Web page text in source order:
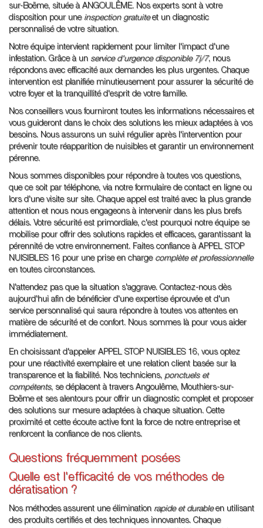
sur-Boëme, située à ANGOULÊME. Nos experts sont à votre
disposition pour une inspection gratuiteet un diagnostic
personnalisé de votre situation.
Notre équipe intervient rapidement pour limiter l'impact d'une
infestation. Grâce à un service d'urgence disponible 7j/7, nous
répondons avec efficacité aux demandes les plus urgentes. Chaque
intervention est planifiée minutieusement pour assurer la sécurité de
votre foyer et la tranquillité d'esprit de votre famille.
Nos conseillers vous fourniront toutes les informations nécessaires et
vous guideront dans le choix des solutions les mieux adaptées à vos
besoins. Nous assurons un suivi régulier après l'intervention pour
prévenir toute réapparition de nuisibles et garantir un environnement
pérenne.
Nous sommes disponibles pour répondre à toutes vos questions,
que ce soit par téléphone, via notre formulaire de contact en ligne ou
lors d'une visite sur site. Chaque appel est traité avec la plus grande
attention et nous nous engageons à intervenir dans les plus brefs
délais. Votre sécurité est primordiale, c'est pourquoi notre équipe se
mobilise pour offrir des solutions rapides et efficaces, garantissant la
pérennité de votre environnement. Faites confiance à APPEL STOP
NUISIBLES 16 pour une prise en charge complète et professionnelle
en toutes circonstances.
N'attendez pas que la situation s'aggrave. Contactez-nous dès
aujourd'hui afin de bénéficier d'une expertise éprouvée et d'un
service personnalisé qui saura répondre à toutes vos attentes en
matière de sécurité et de confort. Nous sommes là pour vous aider
immédiatement.
En choisissant d'appeler APPEL STOP NUISIBLES 16, vous optez
pour une réactivité exemplaire et une relation client basée sur la
transparence et la fiabilité. Nos techniciens, ponctuels et
compétents, se déplacent à travers Angoulême, Mouthiers-sur-
Boëme et ses alentours pour offrir un diagnostic complet et proposer
des solutions sur mesure adaptées à chaque situation. Cette
proximité et cette écoute active font la force de notre entreprise et
renforcent la confiance de nos clients.
Questions fréquemment posées
Quelle est l'efficacité de vos méthodes de
dératisation ?
Nos méthodes assurent une élimination rapide et durableen utilisant
des produits certifiés et des techniques innovantes. Chaque